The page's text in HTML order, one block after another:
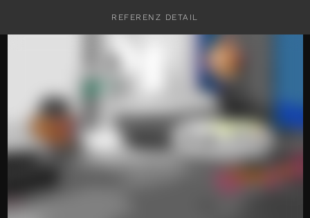
REFERENZ DETAIL